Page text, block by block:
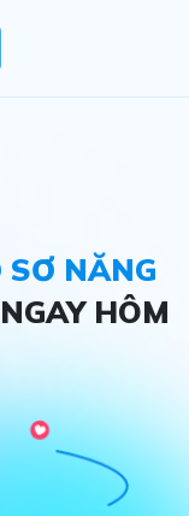
SƠ NĂNG
NGAY HÔM